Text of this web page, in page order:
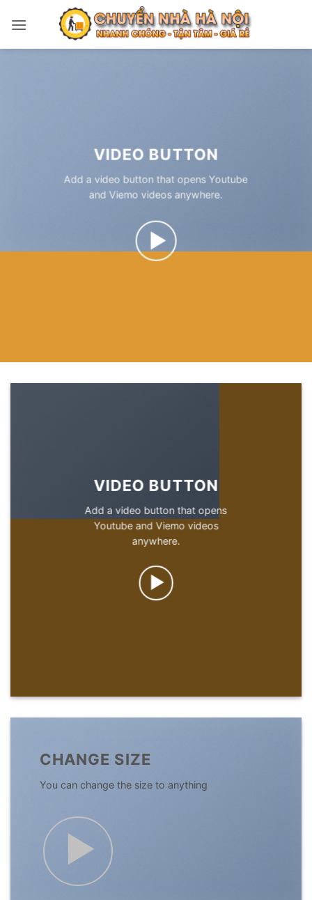
qua
VIDEO BUTTON
Add a video button that opens Youtube
and Viemo videos anywhere.
VIDEO BUTTON
Add a video button that opens
Youtube and Viemo videos
anywhere.
CHANGE SIZE
You can change the size to anything